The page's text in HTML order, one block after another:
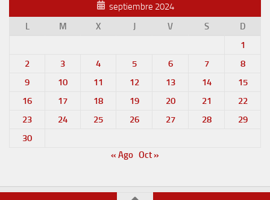
septiembre 2024
L
M X J V S
D
1
2
3 4 5 6 7
8
9
10 11 12 13 14
15
16
17 18 19 20 21
22
23
24 25 26 27 28
29
30
« Ago Oct »